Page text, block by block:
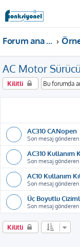
Forum ana sayfa
AC Motor
Kilitli
AC310 CANopen
Son mesaj gönderen
AC310 Kullanım
Son mesaj gönderen
AC10 Kullanım
Son mesaj gönderen
Üç Boyutlu
Son mesaj gönderen
Kilitli